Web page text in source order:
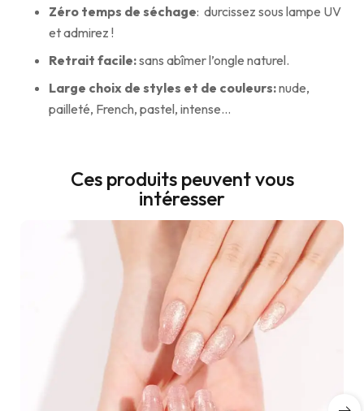
Zéro temps de séchage: durcissez sous lampe UV
et admirez !
Retrait facile:sans abîmer l’ongle naturel.
Large choix de styles et de couleurs:nude,
pailleté, French, pastel, intense…
Ces produits peuvent vous
intéresser